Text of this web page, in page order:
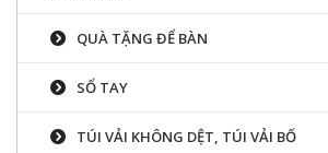
QUÀ TẶNG ĐỂ BÀN
SỔ TAY
TÚI VẢI KHÔNG DỆT, TÚI VẢI BỐ